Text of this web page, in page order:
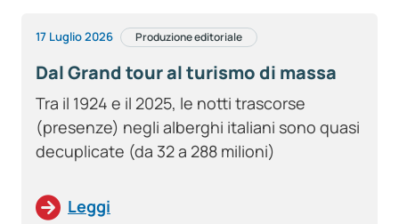
17 Luglio 2026 Produzione editoriale
Dal Grand tour al turismo di massa
Tra il 1924 e il 2025, le notti trascorse
(presenze) negli alberghi italiani sono quasi
decuplicate (da 32 a 288 milioni)
Leggi